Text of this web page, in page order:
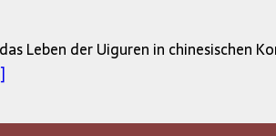
Leben der Uiguren in chinesischen